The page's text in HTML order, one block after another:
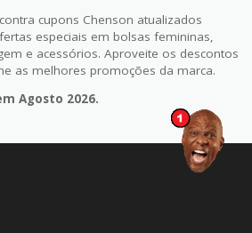
cupons Chenson atualizados
especiais em bolsas femininas,
e acessórios. Aproveite os descontos
as melhores promoções da marca.
Agosto 2026.